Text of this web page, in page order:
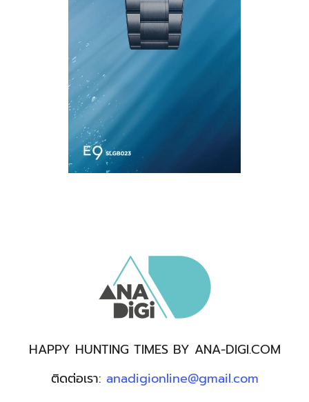
HAPPY HUNTING TIMES BY ANA-DIGI.COM
ติดต่อเรา: anadigionline@gmail.com